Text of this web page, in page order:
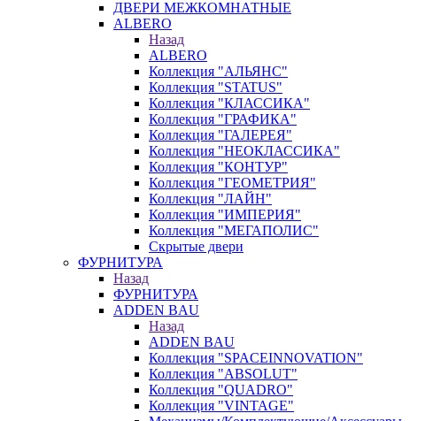
ДВЕРИ МЕЖКОМНАТНЫЕ
ALBERO
Назад
ALBERO
Коллекция "АЛЬЯНС"
Коллекция "STATUS"
Коллекция "КЛАССИКА"
Коллекция "ГРАФИКА"
Коллекция "ГАЛЕРЕЯ"
Коллекция "НЕОКЛАССИКА"
Коллекция "КОНТУР"
Коллекция "ГЕОМЕТРИЯ"
Коллекция "ЛАЙН"
Коллекция "ИМПЕРИЯ"
Коллекция "МЕГАПОЛИС"
Скрытые двери
ФУРНИТУРА
Назад
ФУРНИТУРА
ADDEN BAU
Назад
ADDEN BAU
Коллекция "SPACEINNOVATION"
Коллекция "ABSOLUT"
Коллекция "QUADRO"
Коллекция "VINTAGE"